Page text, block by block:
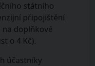
státního
připojištění
na doplňkové
o 4 Kč).
účastníky